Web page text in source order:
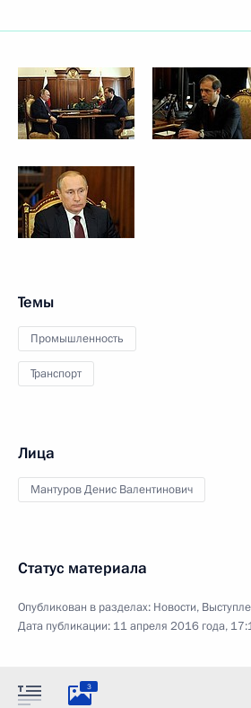
Темы
Промышленность
Транспорт
Лица
Мантуров Денис Валентинович
Статус материала
Опубликован в разделах: Новости,
Дата публикации: 11 апреля 2016 года,
3